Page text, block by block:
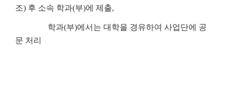
조) 후 소속 학과(부)에 제출,
학과(부)에서는 대학을 경유하여 사업단에 공
문 처리